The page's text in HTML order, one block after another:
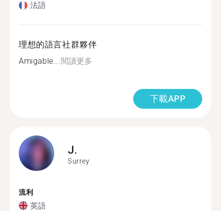
法語
理想的語言社群夥伴
Amigable...閱讀更多
下載APP
J.
Surrey
流利
英語